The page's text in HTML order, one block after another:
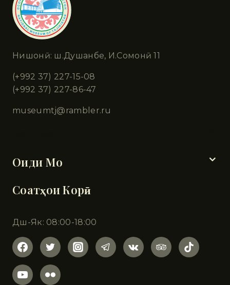
Нишонӣ: ш.Душанбе, И.Сомонӣ 11
(+992 37) 227-15-08
(+992 37) 227-86-47
museumtj@rambler.ru
Оиди Мо
Соатҳои Корӣ
Дш-Як: 08:00-18:00